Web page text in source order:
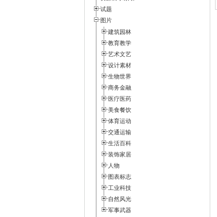
试题
图片
建筑园林
教育教学
艺术文艺
设计素材
生物世界
商务金融
医疗医药
美食餐饮
体育运动
交通运输
生活百科
装饰家居
人物
图表标志
工业科技
自然风光
军事武器